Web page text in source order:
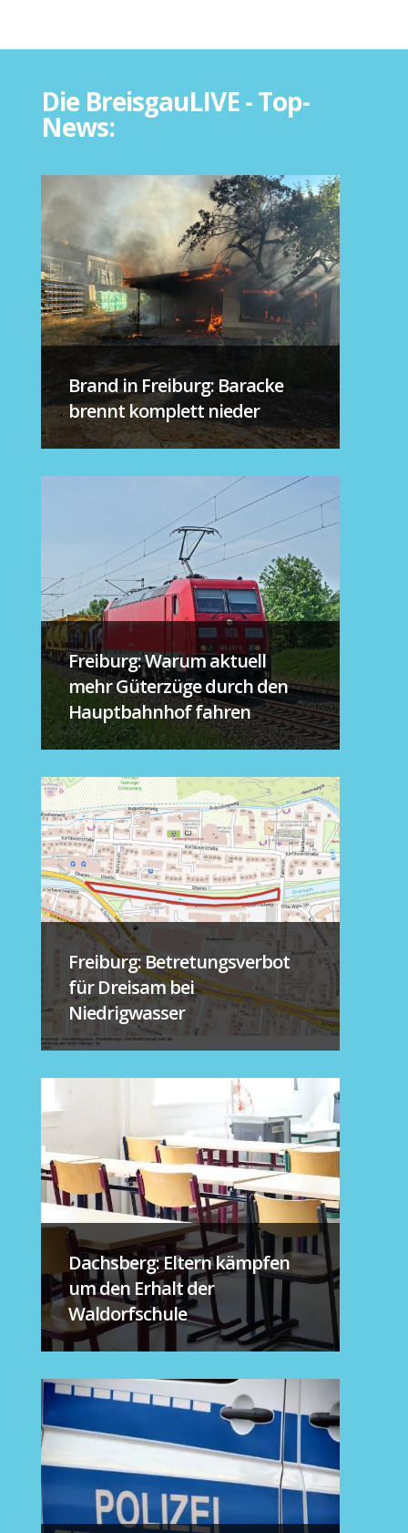
Die BreisgauLIVE - Top-
News:
Brand in Freiburg: Baracke
brennt komplett nieder
Freiburg: Warum aktuell
mehr Güterzüge durch den
Hauptbahnhof fahren
Freiburg: Betretungsverbot
für Dreisam bei
Niedrigwasser
Dachsberg: Eltern kämpfen
um den Erhalt der
Waldorfschule